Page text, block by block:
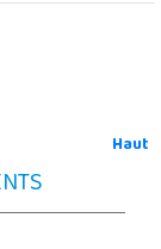
Haut